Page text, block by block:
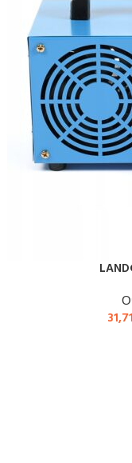
31,71